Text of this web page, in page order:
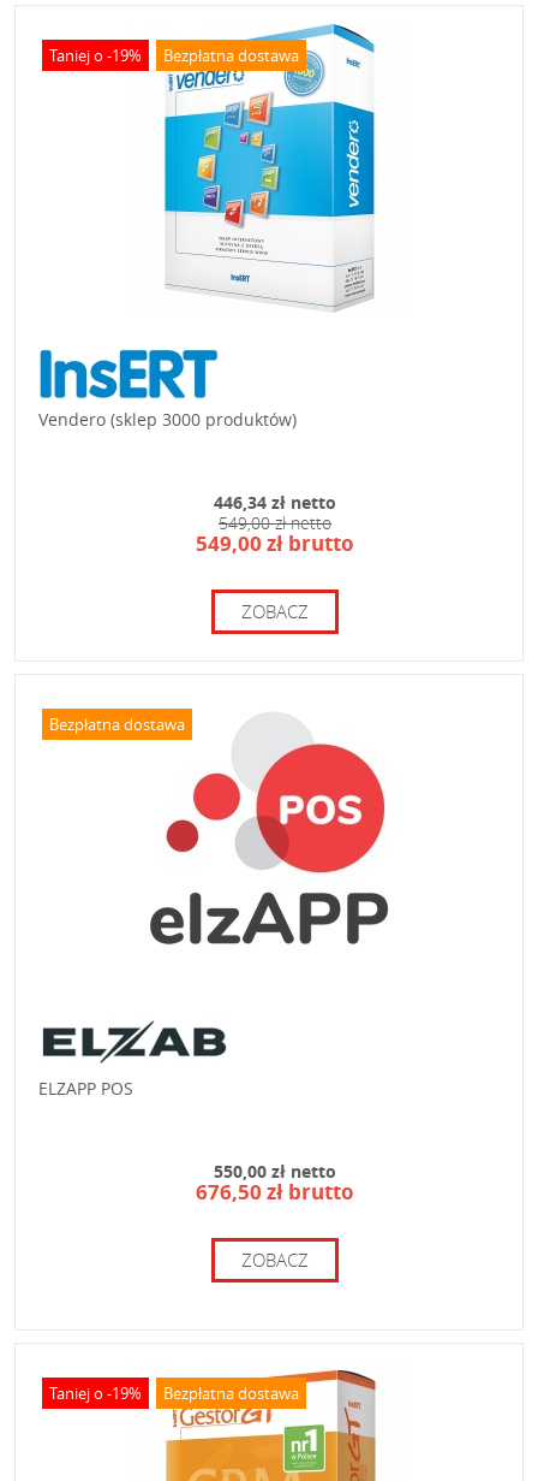
Taniej o -19% Bezpłatna dostawa
Vendero (sklep 3000 produktów)
446,34 zł netto
549,00 zł netto
549,00 zł brutto
ZOBACZ
Bezpłatna dostawa
ELZAPP POS
550,00 zł netto
676,50 zł brutto
ZOBACZ
Taniej o -19% Bezpłatna dostawa